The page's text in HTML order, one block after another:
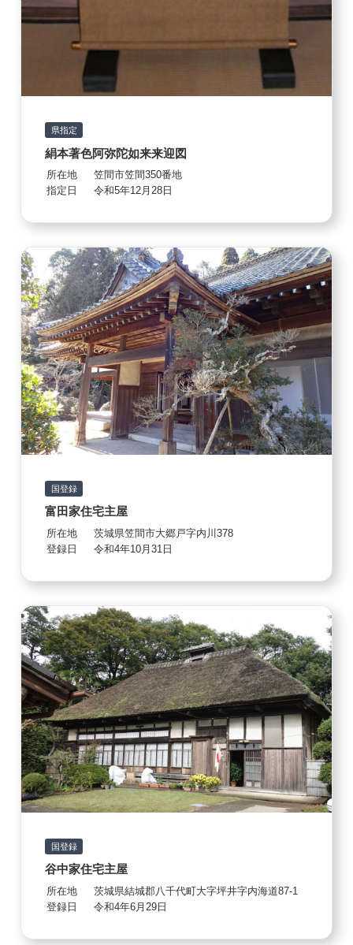
県指定
絹本著色阿弥陀如来来迎図
所在地
笠間市笠間350番地
指定日
令和5年12月28日
国登録
富田家住宅主屋
所在地
茨城県笠間市大郷戸字内川378
登録日
令和4年10月31日
国登録
谷中家住宅主屋
所在地
茨城県結城郡八千代町大字坪井字内海道87-1
登録日
令和4年6月29日